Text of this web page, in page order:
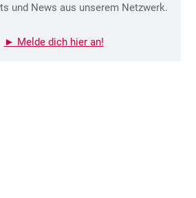
und News aus unserem Netzwerk.
► Melde dich hier an!